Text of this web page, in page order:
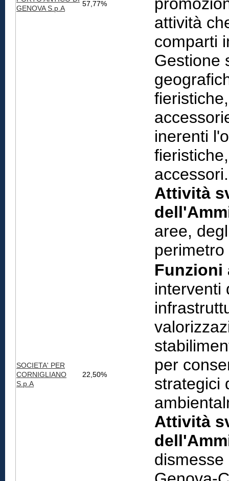
GENOVA S.p.A
57,77%
attività
comparti
Gestione
inerenti
accessori.
Attività
aree,
SOCIETA' PER
CORNIGLIANO
S.p.A
22,50%
interventi
per
strategici
Attività